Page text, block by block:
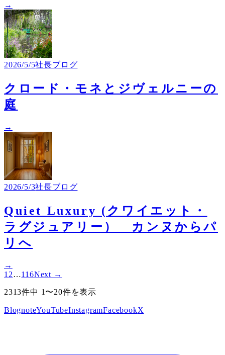
→
2026/5/5社長ブログ
クロード・モネとジヴェルニーの
庭
→
2026/5/3社長ブログ
Quiet Luxury (クワイエット・
ラグジュアリー） カンヌからパ
リへ
→
1 2…116Next →
2313件中 1〜20件を表示
BlognoteYouTubeInstagramFacebookX